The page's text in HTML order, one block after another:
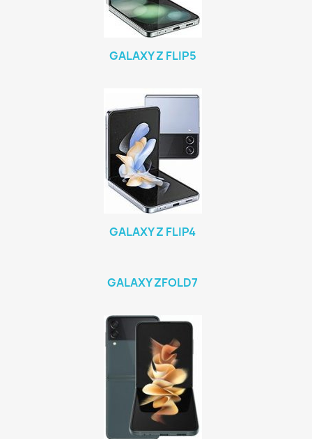
GALAXY Z FLIP5
GALAXY Z FLIP4
GALAXY ZFOLD7